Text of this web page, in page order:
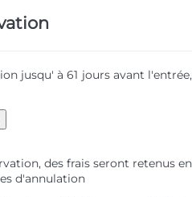
jusqu' à 61 jours avant l'entrée,
des frais seront retenus en
d'annulation